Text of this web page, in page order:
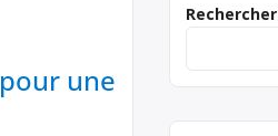
une
Rechercher